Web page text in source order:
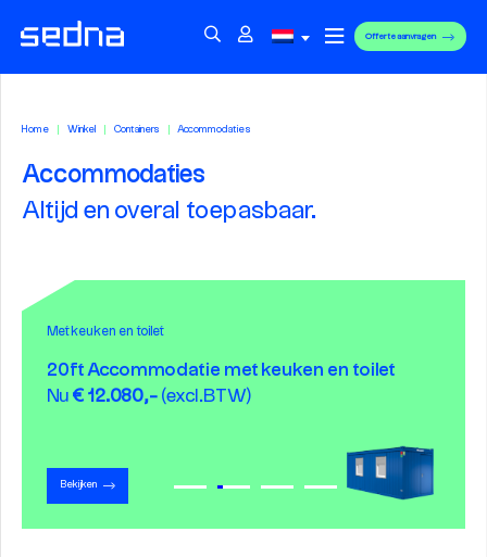
Offerte aanvragen
Home Winkel Containers Accommodaties
Accommodaties
Altijd en overal toepasbaar.
Topper!
20ft Accommodatie
Nu€ 7.700,- (excl.BTW)
Bekijken
Met keuken en toilet
20ft Accommodatie met keuken en toilet
Nu€ 12.080,- (excl.BTW)
Bekijken
10ft Accommodatie Plus Line
Bekijken
10ft Sanitair
Nu€ 8.200,- (excl.BTW)
Bekijken